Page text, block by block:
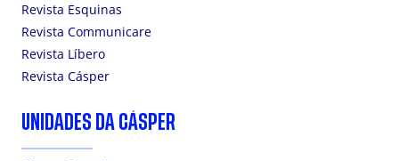
Revista Esquinas
Revista Communicare
Revista Líbero
Revista Cásper
UNIDADES DA CÁSPER